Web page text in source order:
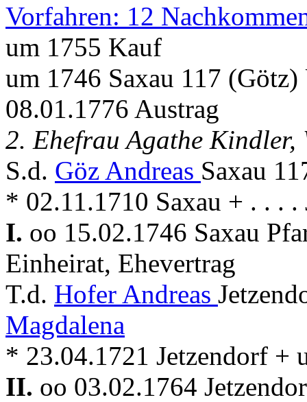
Vorfahren: 12
um 1755 Kauf
um 1746 Saxau 117
08.01.1776 Austrag
2. Ehefrau Agathe Kindler,
S.d. Göz Andreas Saxau
* 02.11.1710 Saxau + . . . .
I. oo 15.02.1746 Saxau
Einheirat, Ehevertrag
T.d. Hofer Andreas
Magdalena
* 23.04.1721 Jetzendorf +
II. oo 03.02.1764